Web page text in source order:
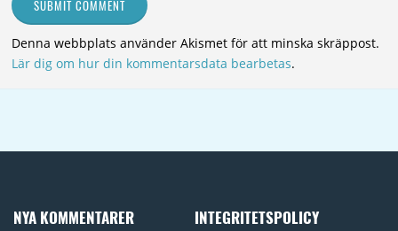
Denna webbplats använder Akismet för att minska skräppost.
Lär dig om hur din kommentarsdata bearbetas.
NYA KOMMENTARER INTEGRITETSPOLICY